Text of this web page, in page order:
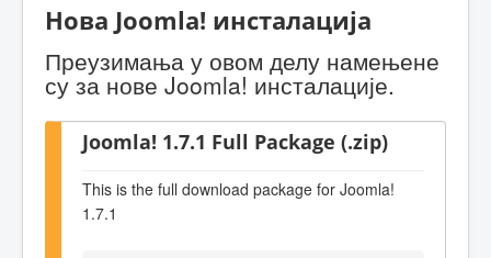
Нова Joomla! инсталација
Преузимања у овом делу намењене
су за нове Joomla! инсталације.
Joomla! 1.7.1 Full Package (.zip)
This is the full download package for Joomla!
1.7.1